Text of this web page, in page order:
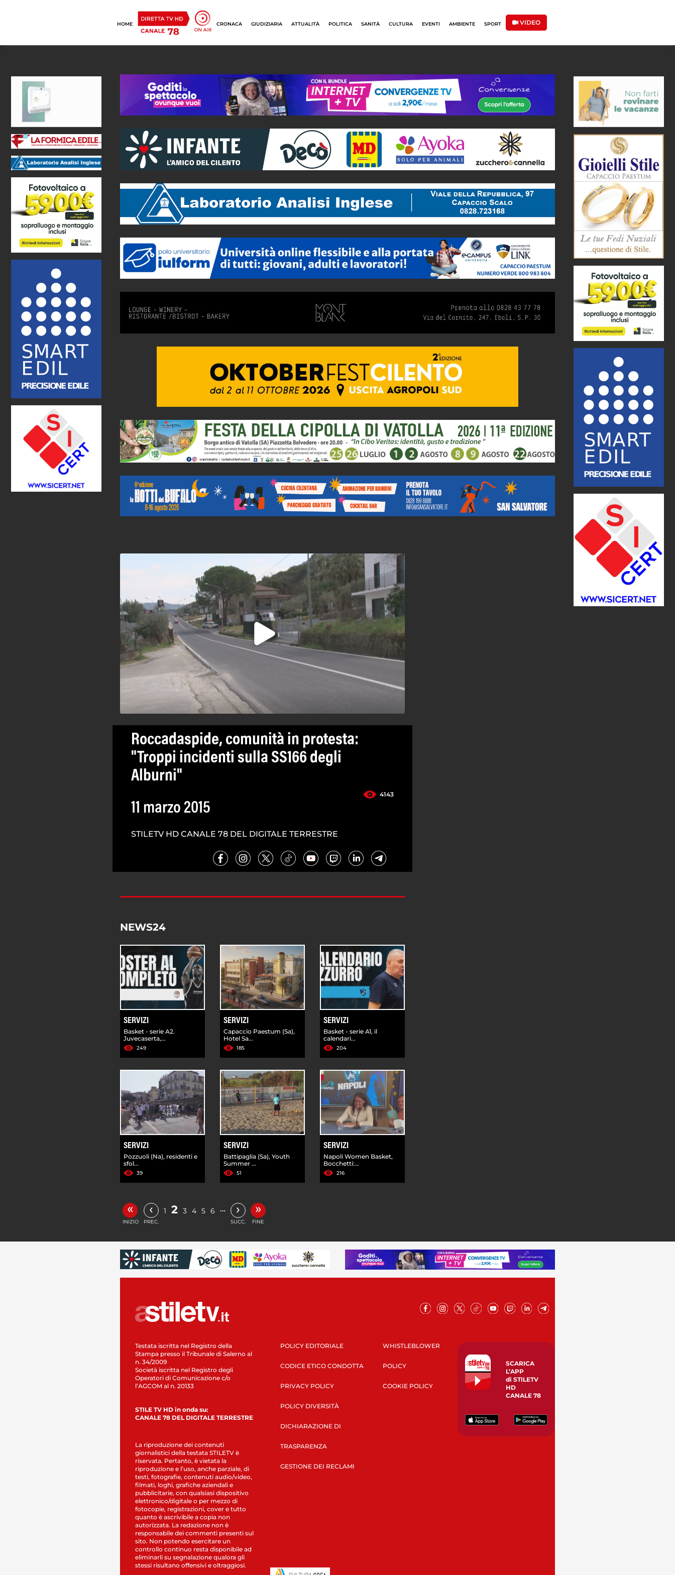
HOME CRONACA GIUDIZIARIA ATTUALITÀ POLITICA SANITÀ CULTURA EVENTI AMBIENTE SPORT VIDEO
Roccadaspide, comunità in protesta:
"Troppi incidenti sulla SS166 degli
Alburni"
4143
11 marzo 2015
STILETV HD CANALE 78 DEL DIGITALE TERRESTRE
NEWS24
SERVIZI
Basket - serie A2.
Juvecaserta,...
249
SERVIZI
Capaccio Paestum (Sa),
Hotel Sa...
185
SERVIZI
Basket - serie A1, il
calendari...
204
SERVIZI
Pozzuoli (Na), residenti e
sfol...
39
SERVIZI
Battipaglia (Sa), Youth
Summer ...
51
SERVIZI
Napoli Women Basket,
Bocchetti:...
216
«
INIZIO
‹
PREC.
1 2 3 4 5 6 … ›
SUCC.
»
FINE
Testata iscritta nel Registro della
Stampa presso il Tribunale di Salerno al
n. 34/2009
Società iscritta nel Registro degli
Operatori di Comunicazione c/o
l’AGCOM al n. 20133
STILE TV HD in onda su:
CANALE 78 DEL DIGITALE TERRESTRE
La riproduzione dei contenuti
giornalistici della testata STILETV è
riservata. Pertanto, è vietata la
riproduzione e l’uso, anche parziale, di
testi, fotografie, contenuti audio/video,
filmati, loghi, grafiche aziendali e
pubblicitarie, con qualsiasi dispositivo
elettronico/digitale o per mezzo di
fotocopie, registrazioni, cover e tutto
quanto è ascrivibile a copia non
autorizzata. La redazione non è
responsabile dei commenti presenti sul
sito. Non potendo esercitare un
controllo continuo resta disponibile ad
eliminarli su segnalazione qualora gli
stessi risultano offensivi e oltraggiosi.
POLICY EDITORIALE
CODICE ETICO CONDOTTA
PRIVACY POLICY
POLICY DIVERSITÀ
DICHIARAZIONE DI
TRASPARENZA
GESTIONE DEI RECLAMI
WHISTLEBLOWER
POLICY
COOKIE POLICY
SCARICA
L’APP
di STILETV
HD
CANALE 78